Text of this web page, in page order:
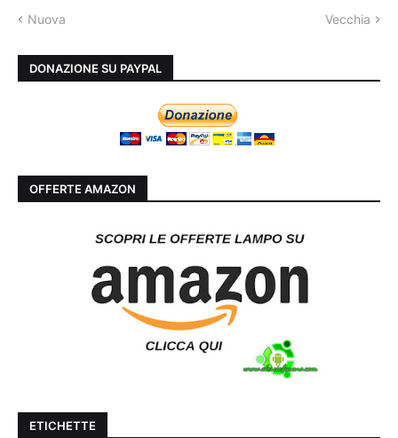
Nuova Vecchia
DONAZIONE SU PAYPAL
OFFERTE AMAZON
ETICHETTE